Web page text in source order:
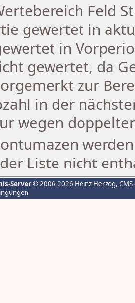
Feld
gewertet in
in
gewertet, da
zur
in der
wegen
Liste nicht
Server© 2006-2026 Heinz Herzog,